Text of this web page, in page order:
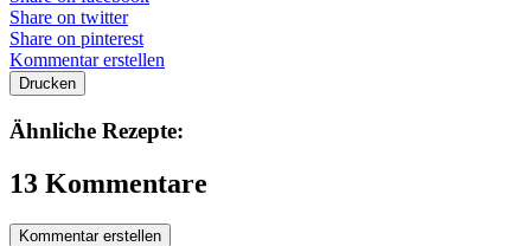
Share on twitter
Share on pinterest
Kommentar erstellen
Drucken
Ähnliche Rezepte:
13 Kommentare
Kommentar erstellen